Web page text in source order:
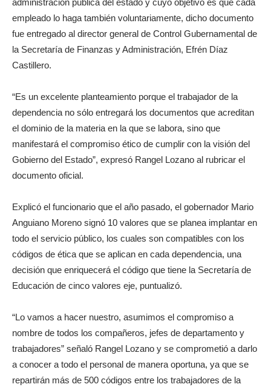
administración pública del estado y cuyo objetivo es que cada
empleado lo haga también voluntariamente, dicho documento
fue entregado al director general de Control Gubernamental de
la Secretaría de Finanzas y Administración, Efrén Díaz
Castillero.
“Es un excelente planteamiento porque el trabajador de la
dependencia no sólo entregará los documentos que acreditan
el dominio de la materia en la que se labora, sino que
manifestará el compromiso ético de cumplir con la visión del
Gobierno del Estado”, expresó Rangel Lozano al rubricar el
documento oficial.
Explicó el funcionario que el año pasado, el gobernador Mario
Anguiano Moreno signó 10 valores que se planea implantar en
todo el servicio público, los cuales son compatibles con los
códigos de ética que se aplican en cada dependencia, una
decisión que enriquecerá el código que tiene la Secretaría de
Educación de cinco valores eje, puntualizó.
“Lo vamos a hacer nuestro, asumimos el compromiso a
nombre de todos los compañeros, jefes de departamento y
trabajadores” señaló Rangel Lozano y se comprometió a darlo
a conocer a todo el personal de manera oportuna, ya que se
repartirán más de 500 códigos entre los trabajadores de la